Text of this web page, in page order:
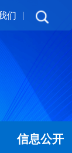
们 |
信息公开